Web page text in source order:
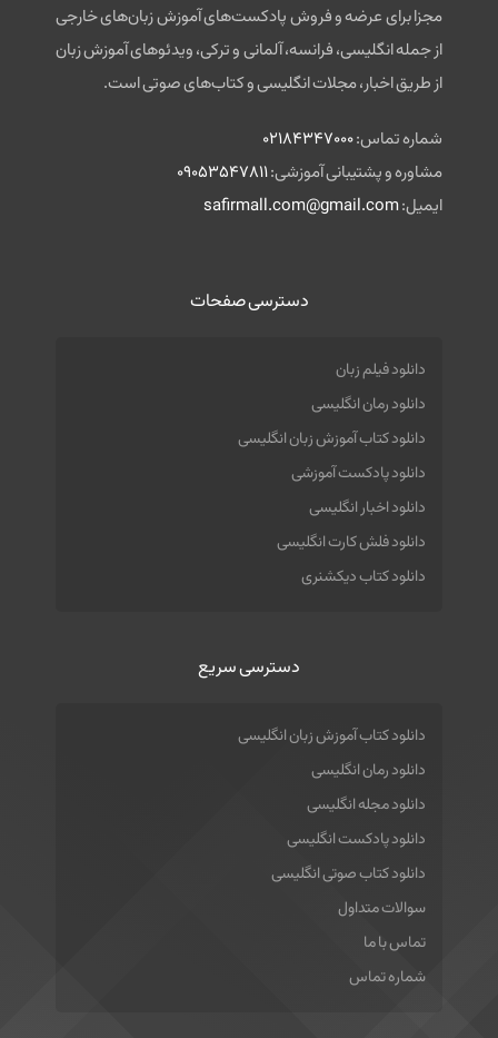
مجزا برای عرضه و فروش پادکست‌های آموزش زبان‌های خارجی
از جمله انگلیسی، فرانسه، آلمانی و ترکی، ویدئوهای آموزش زبان
از طریق اخبار، مجلات انگلیسی و کتاب‌های صوتی است.
شماره تماس:02184347000
مشاوره و پشتیبانی آموزشی:09053547811
ایمیل:safirmall.com@gmail.com
دسترسی صفحات
دانلود فیلم زبان
دانلود رمان انگلیسی
دانلود کتاب آموزش زبان انگلیسی
دانلود پادکست آموزشی
دانلود اخبار انگلیسی
دانلود فلش کارت انگلیسی
دانلود کتاب دیکشنری
دسترسی سریع
دانلود کتاب آموزش زبان انگلیسی
دانلود رمان انگلیسی
دانلود مجله انگلیسی
دانلود پادکست انگلیسی
دانلود کتاب صوتی انگلیسی
سوالات متداول
تماس با ما
شماره تماس